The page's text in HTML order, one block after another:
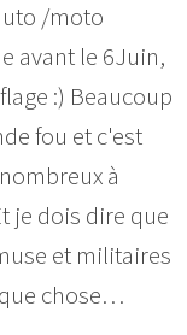
/moto
avant le 6Juin,
:) Beaucoup
fou et c'est
à
je dois dire que
et militaires
chose…